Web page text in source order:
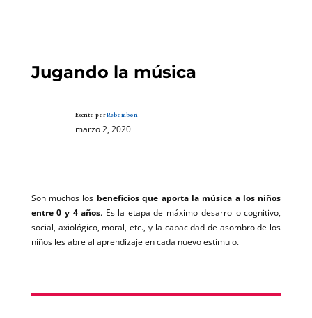
Jugando la música
Escrito porRebombori
marzo 2, 2020
Son muchos los beneficios que aporta la música a los niños
entre 0 y 4 años. Es la etapa de máximo desarrollo cognitivo,
social, axiológico, moral, etc., y la capacidad de asombro de los
niños les abre al aprendizaje en cada nuevo estímulo.